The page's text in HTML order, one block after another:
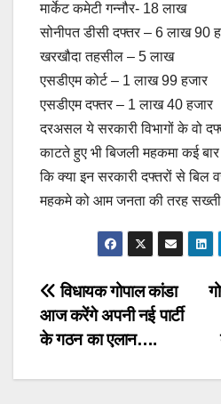
मार्केट कमेटी गन्नौर- 18 लाख
सोनीपत डीसी दफ्तर – 6 लाख 90
खरखौदा तहसील – 5 लाख
एसडीएम कोर्ट – 1 लाख 99 हजार
एसडीएम दफ्तर – 1 लाख 40 हजार
दरअसल ये सरकारी विभागों के वो
काटते हुए भी बिजली महकमा कई
कि क्या इन सरकारी दफ्तरों से बिल
महकमे को आम जनता की तरह सख्ती
Post
navigation
विधायक गोपाल कांडा
आज करेंगे अपनी नई पार्टी
के गठन का एलान….